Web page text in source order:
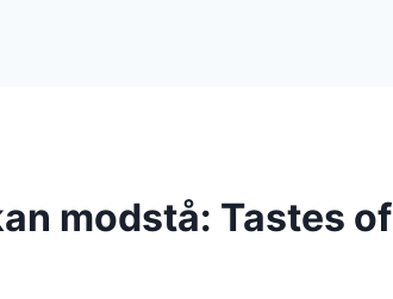
modstå: Tastes of